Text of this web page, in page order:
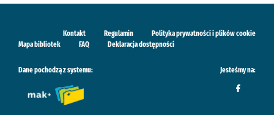
Kontakt Regulamin
Polityka prywatności i plików cookie
Mapa bibliotek
FAQ Deklaracja dostępności
Dane pochodzą z systemu: Jesteśmy na: